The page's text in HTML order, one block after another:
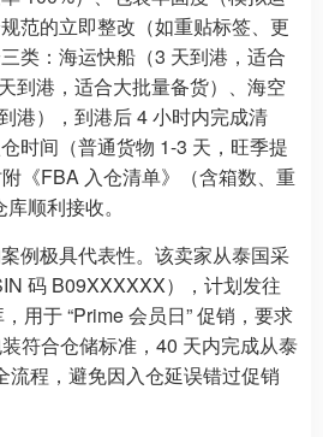
范的立即整改（如重贴标签、更
类：海运快船（3 天到港，适合
到港，适合大批量备货）、海空
港），到港后 4 小时内完成清
时间（普通货物 1-3 天，旺季提
《FBA 入仓清单》（含箱数、重
顺利接收。
例极具代表性。该卖家从泰国采
码 B09XXXXXX），计划发往
用于 “Prime 会员日” 促销，要求
符合仓储标准，40 天内完成从泰
流程，避免因入仓延误错过促销